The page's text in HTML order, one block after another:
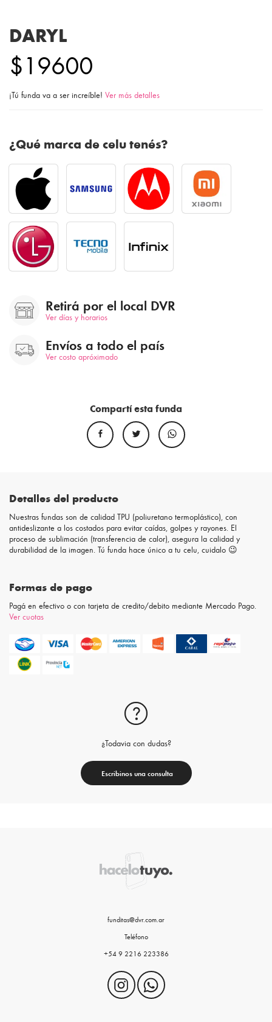
DARYL
$19600
¡Tú funda va a ser increíble! Ver más detalles
¿Qué marca de celu tenés?
Retirá por el local DVR
Ver días y horarios
Envíos a todo el país
Ver costo apróximado
Compartí esta funda
Detalles del producto
Nuestras fundas son de calidad TPU (poliuretano termoplástico), con
antideslizante a los costados para evitar caídas, golpes y rayones. El
proceso de sublimación (transferencia de calor), asegura la calidad y
durabilidad de la imagen. Tú funda hace único a tu celu, cuidalo 😉
Formas de pago
Pagá en efectivo o con tarjeta de credito/debito mediante Mercado Pago.
Ver cuotas
¿Todavia con dudas?
Escribinos una consulta
funditas@dvr.com.ar
Teléfono
+54 9 2216 223386